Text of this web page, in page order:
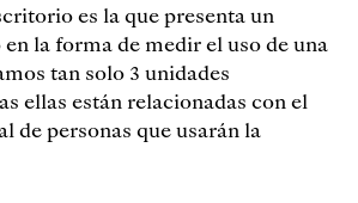
es la que presenta un
la forma de medir el uso de una
tan solo 3 unidades
ellas están relacionadas con el
de personas que usarán la